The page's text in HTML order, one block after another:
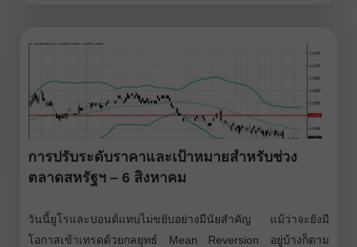
การปรับระดับราคาและเป้าหมายสำหรับช่วง
ตลาดสหรัฐฯ – 6 สิงหาคม
วันนี้ยูโรและปอนด์แทบไม่ขยับอย่างมีนัยสำคัญ แม้ว่าจะยังมี
โอกาสเข้าเทรดด้วยกลยุทธ์ Mean Reversion อยู่บ้างก็ตาม